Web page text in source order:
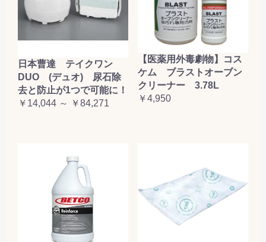
日本曹達 テイクワン
DUO (デュオ) 尿石除
去と防止が1つで可能に！
￥14,044 ～ ￥84,271
【医薬用外毒劇物】コス
ケム ブラストオーブン
クリーナー 3.78L
￥4,950